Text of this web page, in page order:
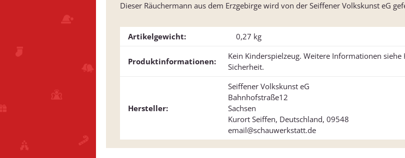
Dieser Räuchermann aus dem Erzgebirge wird von der Seiffener Volkskunst eG
Artikelgewicht: 0,27 kg
Produktinformationen:
Kein Kinderspielzeug. Weitere Informationen
Sicherheit.
Hersteller:
Seiffener Volkskunst eG
Bahnhofstraße12
Sachsen
Kurort Seiffen, Deutschland, 09548
email@schauwerkstatt.de